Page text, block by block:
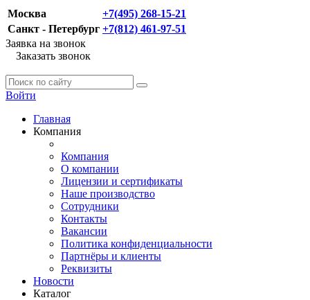
Москва
+7(495) 268-15-21
Санкт - Петербург +7(812) 461-97-51
Заявка на звонок
Заказать звонок
Войти
Главная
Компания
Компания
О компании
Лицензии и сертификаты
Наше производство
Сотрудники
Контакты
Вакансии
Политика конфиденциальности
Партнёры и клиенты
Реквизиты
Новости
Каталог